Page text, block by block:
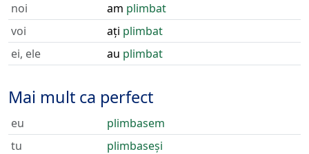
noi
am plimbat
voi
ați plimbat
ei, ele
au plimbat
Mai mult ca perfect
eu
plimbasem
tu
plimbaseși